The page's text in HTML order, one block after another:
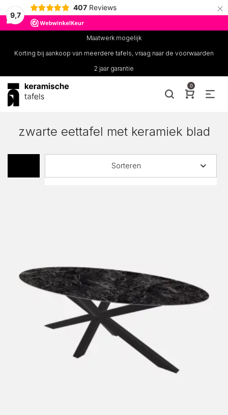
9,7
407 Reviews ×
Maatwerk mogelijk
Korting bij aankoop van meerdere tafels, vraag naar de voorwaarden
2 jaar garantie
0
zwarte eettafel met keramiek blad
Sorteren